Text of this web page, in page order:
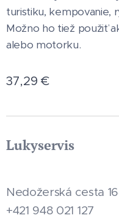
turistiku, kempovanie,
Možno ho tiež použiť
alebo motorku.
37,29 €
Lukyservis
Nedožerská cesta
+421 948 021 127